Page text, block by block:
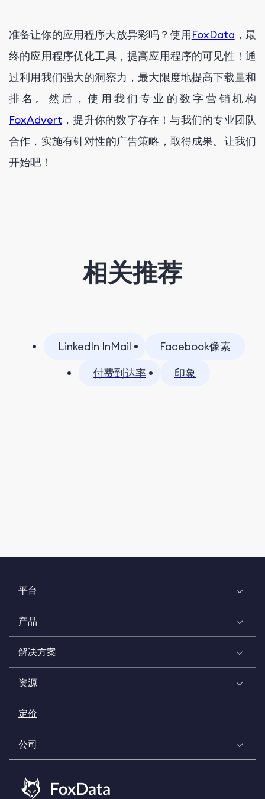
准备让你的应用程序大放异彩吗？使用FoxData ，最
终的应用程序优化工具，提高应用程序的可见性！通
过利用我们强大的洞察力，最大限度地提高下载量和
排名。然后，使用我们专业的数字营销机构
FoxAdvert ，提升你的数字存在！与我们的专业团队
合作，实施有针对性的广告策略，取得成果。让我们
开始吧！
相关推荐
LinkedIn InMail
Facebook像素
付费到达率
印象
平台
产品
解决方案
资源
定价
公司